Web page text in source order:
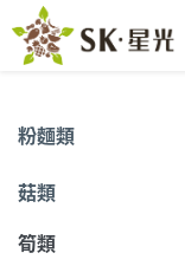
粉麵類
菇類
筍類